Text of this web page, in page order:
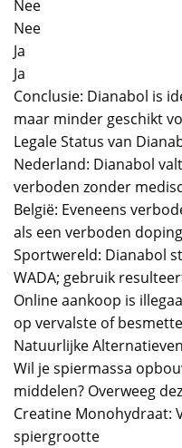
Nee
Nee
Ja
Ja
Conclusie: Dianabol is
maar minder geschikt
Legale Status van
Nederland: Dianabol
verboden zonder
België: Eveneens
als een verboden
Sportwereld: Dianabol
WADA; gebruik
Online aankoop is
op vervalste of
Natuurlijke
Wil je spiermassa
middelen? Overweeg
Creatine Monohydraat:
spiergrootte